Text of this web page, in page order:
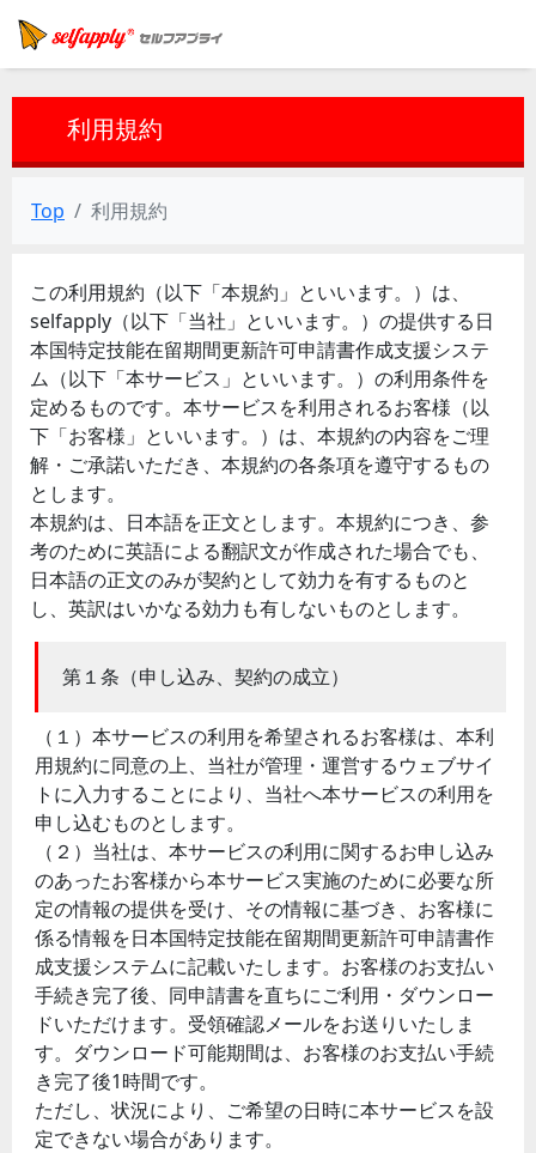
利用規約
Top 利用規約
この利用規約（以下「本規約」といいます。）は、
selfapply（以下「当社」といいます。）の提供する日
本国特定技能在留期間更新許可申請書作成支援システ
ム（以下「本サービス」といいます。）の利用条件を
定めるものです。本サービスを利用されるお客様（以
下「お客様」といいます。）は、本規約の内容をご理
解・ご承諾いただき、本規約の各条項を遵守するもの
とします。
本規約は、日本語を正文とします。本規約につき、参
考のために英語による翻訳文が作成された場合でも、
日本語の正文のみが契約として効力を有するものと
し、英訳はいかなる効力も有しないものとします。
第１条（申し込み、契約の成立）
（１）本サービスの利用を希望されるお客様は、本利
用規約に同意の上、当社が管理・運営するウェブサイ
トに入力することにより、当社へ本サービスの利用を
申し込むものとします。
（２）当社は、本サービスの利用に関するお申し込み
のあったお客様から本サービス実施のために必要な所
定の情報の提供を受け、その情報に基づき、お客様に
係る情報を日本国特定技能在留期間更新許可申請書作
成支援システムに記載いたします。お客様のお支払い
手続き完了後、同申請書を直ちにご利用・ダウンロー
ドいただけます。受領確認メールをお送りいたしま
す。ダウンロード可能期間は、お客様のお支払い手続
き完了後1時間です。
ただし、状況により、ご希望の日時に本サービスを設
定できない場合があります。